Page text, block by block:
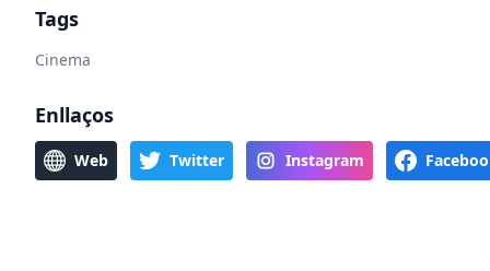
Tags
Cinema
Enllaços
Web Twitter Instagram